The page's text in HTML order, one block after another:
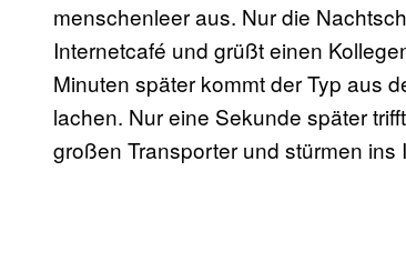
menschenleer aus. Nur die
Internetcafé und grüßt einen
Minuten später kommt der Typ aus
lachen. Nur eine Sekunde später
großen Transporter und stürmen